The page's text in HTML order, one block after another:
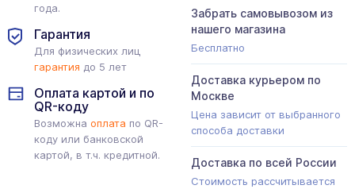
года.
Гарантия
Для физических лиц
гарантия до 5 лет
Оплата картой и по
QR-коду
Возможна оплата по QR-
коду или банковской
картой, в т.ч. кредитной.
Забрать самовывозом из
нашего магазина
Бесплатно
Доставка курьером по
Москве
Цена зависит от выбранного
способа доставки
Доставка по всей России
Стоимость рассчитывается